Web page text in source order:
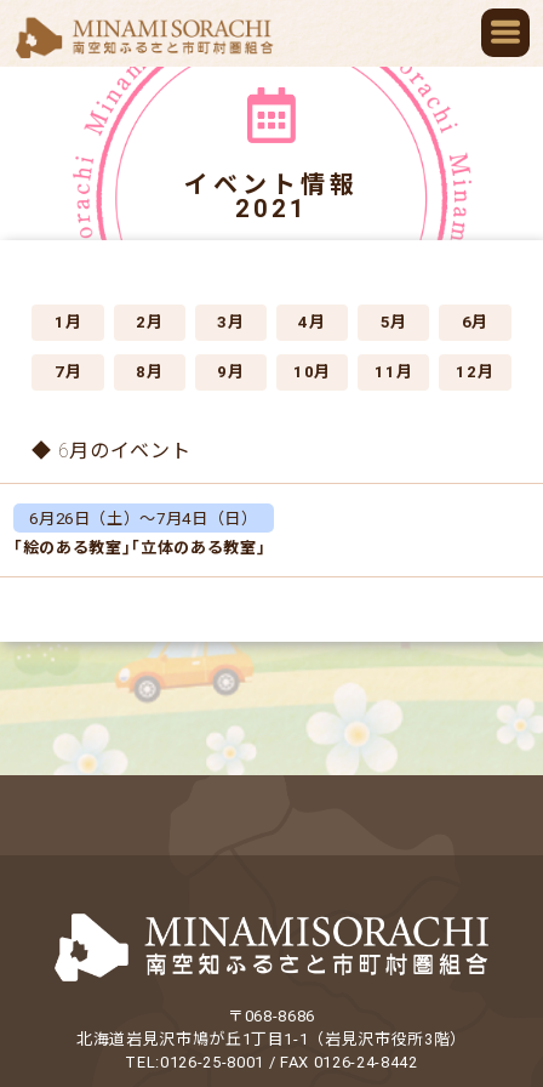
イベント情報
2021
1月 2月 3月 4月 5月 6月
7月 8月 9月 10月 11月 12月
◆ 6月のイベント
6月26日（土）～7月4日（日）
｢絵のある教室｣｢立体のある教室｣
〒068-8686
北海道岩見沢市鳩が丘1丁目1-1（岩見沢市役所3階）
TEL:0126-25-8001 / FAX 0126-24-8442